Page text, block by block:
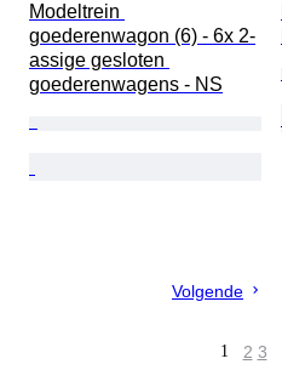
Modeltrein
goederenwagon (6) - 6x 2-
assige gesloten
goederenwagens - NS
Volgende
1 2 3